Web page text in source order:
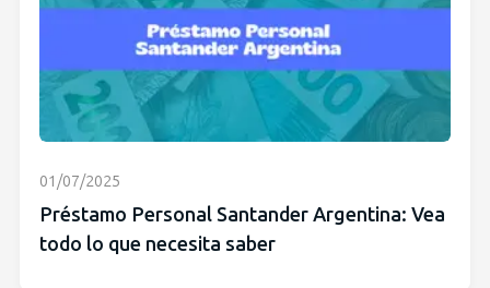
01/07/2025
Préstamo Personal Santander Argentina: Vea
todo lo que necesita saber